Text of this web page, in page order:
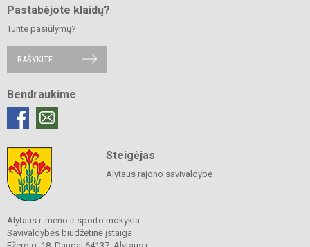
Pastabėjote klaidų?
Turite pasiūlymų?
RAŠYKITE
Bendraukime
Steigėjas
Alytaus rajono savivaldybė
Alytaus r. meno ir sporto mokykla
Savivaldybės biudžetinė įstaiga